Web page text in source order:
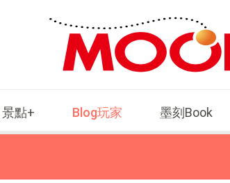
景點+ Blog玩家 墨刻Book